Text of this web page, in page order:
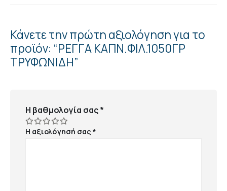
Κάνετε την πρώτη αξιολόγηση για το
προϊόν: “ΡΕΓΓΑ ΚΑΠΝ.ΦΙΛ.1050ΓΡ
ΤΡΥΦΩΝΙΔΗ”
Η βαθμολογία σας*
Η αξιολόγησή σας*